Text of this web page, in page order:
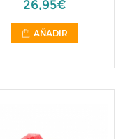
26,95€
AÑADIR